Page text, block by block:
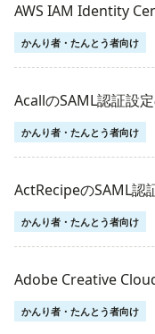
AWS IAM Identity
かんり者・たんとう者向け
AcallのSAML認証設
かんり者・たんとう者向け
ActRecipeのSAML認
かんり者・たんとう者向け
Adobe Creative
かんり者・たんとう者向け